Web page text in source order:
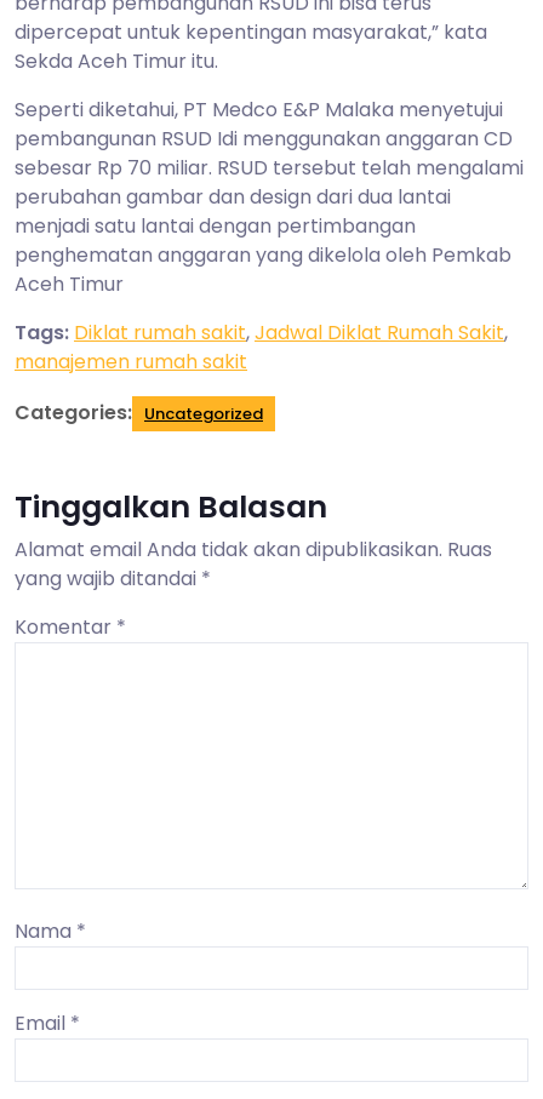
dipercepat untuk kepentingan masyarakat,” kata
Sekda Aceh Timur itu.
Seperti diketahui, PT Medco E&P Malaka menyetujui
pembangunan RSUD Idi menggunakan anggaran CD
sebesar Rp 70 miliar. RSUD tersebut telah mengalami
perubahan gambar dan design dari dua lantai
menjadi satu lantai dengan pertimbangan
penghematan anggaran yang dikelola oleh Pemkab
Aceh Timur
Tags: Diklat rumah sakit,Jadwal Diklat Rumah Sakit,
manajemen rumah sakit
Categories: Uncategorized
Tinggalkan Balasan
Alamat email Anda tidak akan dipublikasikan. Ruas
yang wajib ditandai *
Komentar *
Nama *
Email *